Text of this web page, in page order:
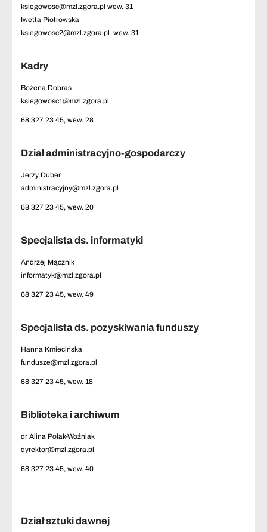
ksiegowosc@mzl.zgora.pl wew. 31
Iwetta Piotrowska
ksiegowosc2@mzl.zgora.pl wew. 31
Kadry
Bożena Dobras
ksiegowosc1@mzl.zgora.pl
68 327 23 45, wew. 28
Dział administracyjno-gospodarczy
Jerzy Duber
administracyjny@mzl.zgora.pl
68 327 23 45, wew. 20
Specjalista ds. informatyki
Andrzej Mącznik
informatyk@mzl.zgora.pl
68 327 23 45, wew. 49
Specjalista ds. pozyskiwania funduszy
Hanna Kmiecińska
fundusze@mzl.zgora.pl
68 327 23 45, wew. 18
Biblioteka i archiwum
dr Alina Polak-Woźniak
dyrektor@mzl.zgora.pl
68 327 23 45, wew. 40
Dział sztuki dawnej